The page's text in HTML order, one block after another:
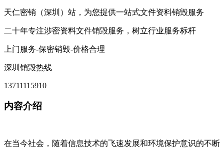
天仁密销（深圳）站，为您提供一站式文件资料销毁服务
二十年专注涉密资料文件销毁服务，树立行业服务标杆
上门服务-保密销毁-价格合理
深圳销毁热线
13711115910
内容介绍
在当今社会，随着信息技术的飞速发展和环境保护意识的不断